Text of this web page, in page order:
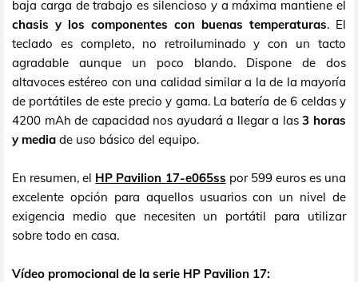
baja carga de trabajo es silencioso y a máxima mantiene el
chasis y los componentes con buenas temperaturas. El
teclado es completo, no retroiluminado y con un tacto
agradable aunque un poco blando. Dispone de dos
altavoces estéreo con una calidad similar a la de la mayoría
de portátiles de este precio y gama. La batería de 6 celdas y
4200 mAh de capacidad nos ayudará a llegar a las3 horas
y media de uso básico del equipo.
En resumen, el HP Pavilion 17-e065ss por 599 euros es una
excelente opción para aquellos usuarios con un nivel de
exigencia medio que necesiten un portátil para utilizar
sobre todo en casa.
Vídeo promocional de la serie HP Pavilion 17: